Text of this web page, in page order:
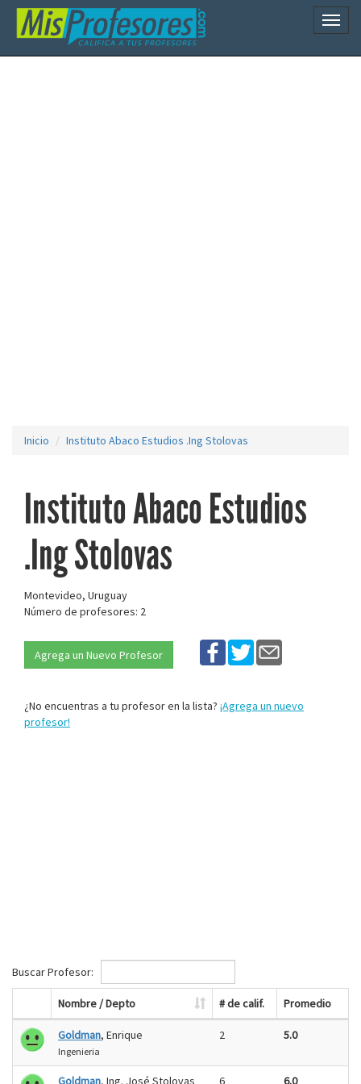
Inicio Instituto Abaco Estudios .Ing Stolovas
Instituto Abaco Estudios
.Ing Stolovas
Montevideo, Uruguay
Número de profesores: 2
Agrega un Nuevo Profesor
¿No encuentras a tu profesor en la lista? ¡Agrega un nuevo
profesor!
Buscar Profesor:
Nombre / Depto # de calif. Promedio
Goldman, Enrique
Ingenieria
2 5.0
Goldman, Ing. José Stolovas 6 6.0